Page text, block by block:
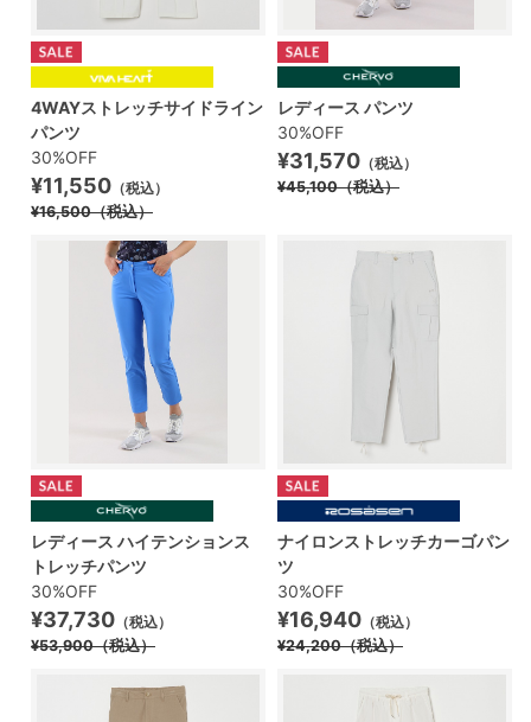
4WAYストレッチサイドライン
パンツ
30%OFF
¥11,550 （税込）
¥16,500（税込）
レディース パンツ
30%OFF
¥31,570 （税込）
¥45,100（税込）
レディース ハイテンションス
トレッチパンツ
30%OFF
¥37,730 （税込）
¥53,900（税込）
ナイロンストレッチカーゴパン
ツ
30%OFF
¥16,940 （税込）
¥24,200（税込）